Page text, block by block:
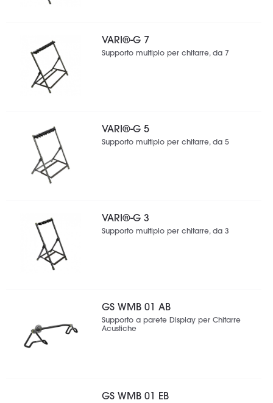
VARI®-G 7
Supporto multiplo per chitarre, da 7
VARI®-G 5
Supporto multiplo per chitarre, da 5
VARI®-G 3
Supporto multiplo per chitarre, da 3
GS WMB 01 AB
Supporto a parete Display per Chitarre
Acustiche
GS WMB 01 EB